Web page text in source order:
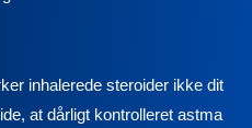
inhalerede steroider ikke dit
at dårligt kontrolleret astma